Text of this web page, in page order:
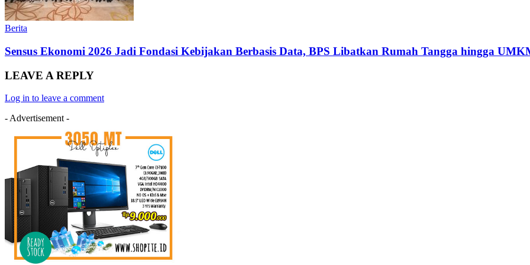
Berita
Sensus Ekonomi 2026 Jadi Fondasi Kebijakan Berbasis Data, BPS Libatkan Rumah Tangga hingga
LEAVE A REPLY
Log in to leave a comment
- Advertisement -